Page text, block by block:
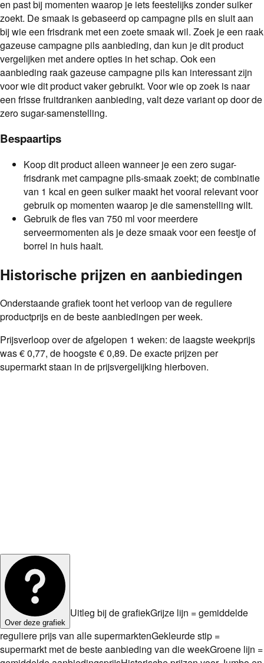
en past bij momenten waarop je iets feestelijks zonder suiker
zoekt. De smaak is gebaseerd op campagne pils en sluit aan
bij wie een frisdrank met een zoete smaak wil. Zoek je een raak
gazeuse campagne pils aanbieding, dan kun je dit product
vergelijken met andere opties in het schap. Ook een
aanbieding raak gazeuse campagne pils kan interessant zijn
voor wie dit product vaker gebruikt. Voor wie op zoek is naar
een frisse fruitdranken aanbieding, valt deze variant op door de
zero sugar-samenstelling.
Bespaartips
Koop dit product alleen wanneer je een zero sugar-
frisdrank met campagne pils-smaak zoekt; de combinatie
van 1 kcal en geen suiker maakt het vooral relevant voor
gebruik op momenten waarop je die samenstelling wilt.
Gebruik de fles van 750 ml voor meerdere
serveermomenten als je deze smaak voor een feestje of
borrel in huis haalt.
Historische prijzen en aanbiedingen
Onderstaande grafiek toont het verloop van de reguliere
productprijs en de beste aanbiedingen per week.
Prijsverloop over de afgelopen 1 weken: de laagste weekprijs
was€ 0,77, de hoogste€ 0,89. De exacte prijzen per
supermarkt staan in de prijsvergelijking hierboven.
Over deze grafiek
Uitleg bij de grafiekGrijze lijn = gemiddelde
reguliere prijs van alle supermarktenGekleurde stip =
supermarkt met de beste aanbieding van die weekGroene lijn =